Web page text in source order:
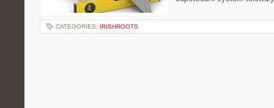
CATEGORIES: IRISHROOTS